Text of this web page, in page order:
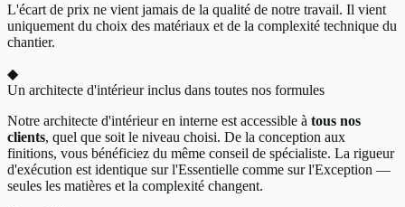
L'écart de prix ne vient jamais de la qualité de notre travail. Il vient
uniquement du choix des matériaux et de la complexité technique du
chantier.
◆
Un architecte d'intérieur inclus dans toutes nos formules
Notre architecte d'intérieur en interne est accessible à tous nos
clients, quel que soit le niveau choisi. De la conception aux
finitions, vous bénéficiez du même conseil de spécialiste. La rigueur
d'exécution est identique sur l'Essentielle comme sur l'Exception —
seules les matières et la complexité changent.